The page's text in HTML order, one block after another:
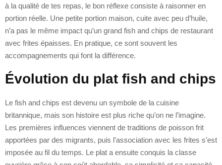
à la qualité de tes repas, le bon réflexe consiste à raisonner en
portion réelle. Une petite portion maison, cuite avec peu d’huile,
n’a pas le même impact qu’un grand fish and chips de restaurant
avec frites épaisses. En pratique, ce sont souvent les
accompagnements qui font la différence.
Évolution du plat fish and chips
Le fish and chips est devenu un symbole de la cuisine
britannique, mais son histoire est plus riche qu’on ne l’imagine.
Les premières influences viennent de traditions de poisson frit
apportées par des migrants, puis l’association avec les frites s’est
imposée au fil du temps. Le plat a ensuite conquis la classe